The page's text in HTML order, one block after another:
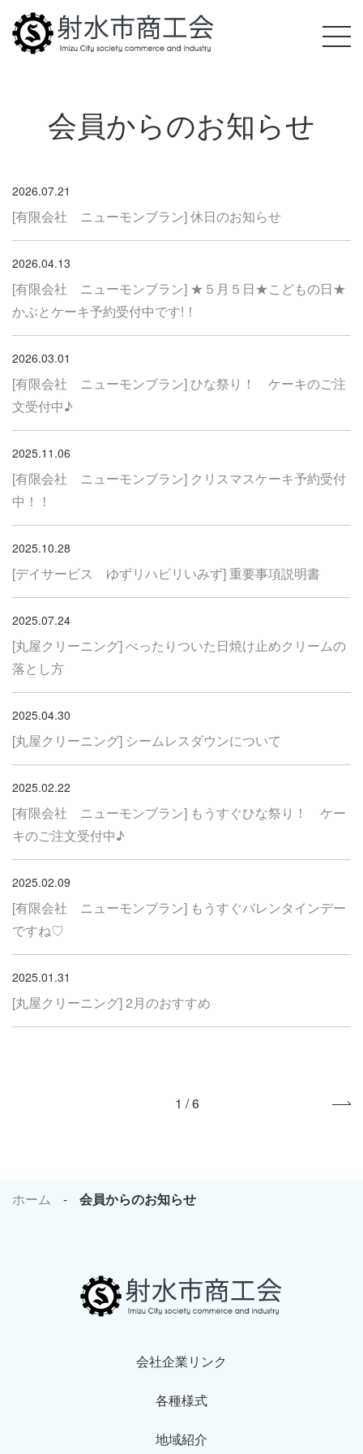
会員からのお知らせ
2026.07.21
[有限会社 ニューモンブラン] 休日のお知らせ
2026.04.13
[有限会社 ニューモンブラン] ★５月５日★こどもの日★
かぶとケーキ予約受付中です!！
2026.03.01
[有限会社 ニューモンブラン] ひな祭り！ ケーキのご注
文受付中♪
2025.11.06
[有限会社 ニューモンブラン] クリスマスケーキ予約受付
中！！
2025.10.28
[デイサービス ゆずリハビリいみず] 重要事項説明書
2025.07.24
[丸屋クリーニング] べったりついた日焼け止めクリームの
落とし方
2025.04.30
[丸屋クリーニング] シームレスダウンについて
2025.02.22
[有限会社 ニューモンブラン] もうすぐひな祭り！ ケー
キのご注文受付中♪
2025.02.09
[有限会社 ニューモンブラン] もうすぐバレンタインデー
ですね♡
2025.01.31
[丸屋クリーニング] 2月のおすすめ
1 / 6 »
ホーム 会員からのお知らせ
会社企業リンク
各種様式
地域紹介